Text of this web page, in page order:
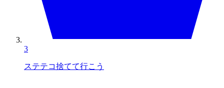
3
ステテコ捨てて行こう